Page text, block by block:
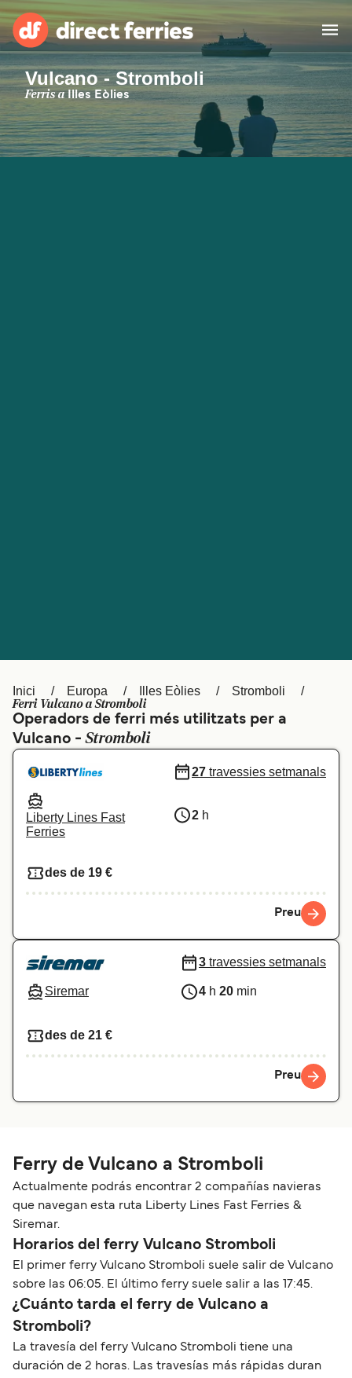
Països
Bitllets de Ferry
Ελλάδα Belgique (FR)
Polska Deutschland
Schweiz (DE) Norge
Vulcano - Stromboli
Ferris aIlles Eòlies
Inici Europa Illes Eòlies Stromboli
Ferri Vulcano a Stromboli
Operadors de ferri més utilitzats per a
Vulcano -Stromboli
Liberty Lines Fast
Ferries
27 travessies setmanals
2 h
des de 19 €
Preu
Siremar
3 travessies setmanals
4 h 20 min
des de 21 €
Preu
Ferry de Vulcano a Stromboli
Actualmente podrás encontrar 2 compañías navieras
que navegan esta ruta Liberty Lines Fast Ferries &
Siremar.
Horarios del ferry Vulcano Stromboli
El primer ferry Vulcano Stromboli suele salir de Vulcano
sobre las 06:05. El último ferry suele salir a las 17:45.
¿Cuánto tarda el ferry de Vulcano a
Stromboli?
La travesía del ferry Vulcano Stromboli tiene una
duración de 2 horas. Las travesías más rápidas duran